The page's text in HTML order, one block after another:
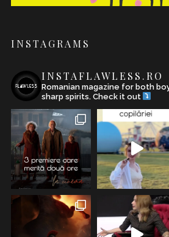
INSTAGRAMS
INSTAFLAWLESS.RO
Romanian magazine for both
sharp spirits. Check it out